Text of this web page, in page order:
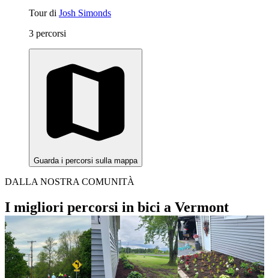
Tour di Josh Simonds
3 percorsi
Guarda i percorsi sulla mappa
DALLA NOSTRA COMUNITÀ
I migliori percorsi in bici a Vermont